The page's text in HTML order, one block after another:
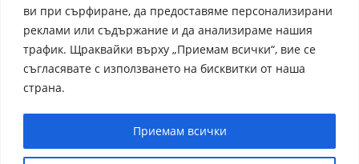
ви при сърфиране, да предоставяме персонализирани
реклами или съдържание и да анализираме нашия
трафик. Щраквайки върху „Приемам всички“, вие се
съгласявате с използването на бисквитки от наша
страна.
Приемам всички